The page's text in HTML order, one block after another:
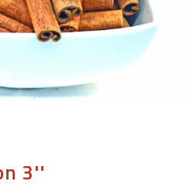
3''